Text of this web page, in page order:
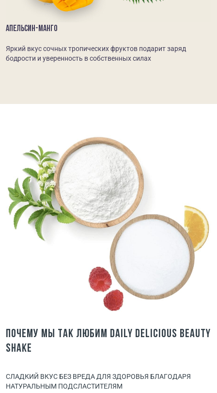
АПЕЛЬСИН-МАНГО
Яркий вкус сочных тропических фруктов подарит заряд
бодрости и уверенность в собственных силах
Почему мы так любим Daily Delicious beauty
shake
СЛАДКИЙ ВКУС БЕЗ ВРЕДА ДЛЯ ЗДОРОВЬЯ БЛАГОДАРЯ
НАТУРАЛЬНЫМ ПОДСЛАСТИТЕЛЯМ